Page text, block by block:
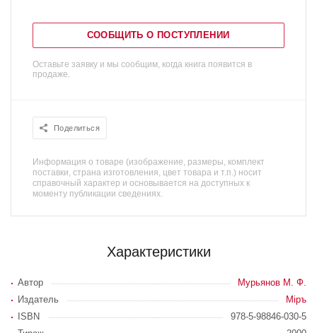
СООБЩИТЬ О ПОСТУПЛЕНИИ
Оставьте заявку и мы сообщим, когда книга появится в
продаже.
Поделиться
Информация о товаре (изображение, размеры, комплект
поставки, страна изготовления, цвет товара и т.п.) носит
справочный характер и основывается на доступных к
моменту публикации сведениях.
Характеристики
Автор
Мурьянов М. Ф.
Издатель
Мiръ
ISBN
978-5-98846-030-5